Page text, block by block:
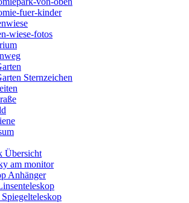
fuer-kinder
wiese-fotos
Sternzeichen
Übersicht
am monitor
Anhänger